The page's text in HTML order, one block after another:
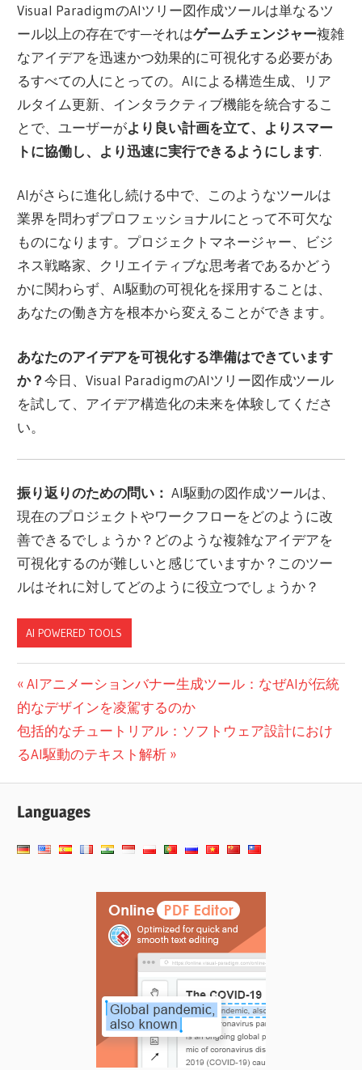
Visual ParadigmのAIツリー図作成ツールは単なるツ
ール以上の存在です—それはゲームチェンジャー複雑
なアイデアを迅速かつ効果的に可視化する必要があ
るすべての人にとっての。AIによる構造生成、リア
ルタイム更新、インタラクティブ機能を統合するこ
とで、ユーザーがより良い計画を立て、よりスマー
トに協働し、より迅速に実行できるようにします.
AIがさらに進化し続ける中で、このようなツールは
業界を問わずプロフェッショナルにとって不可欠な
ものになります。プロジェクトマネージャー、ビジ
ネス戦略家、クリエイティブな思考者であるかどう
かに関わらず、AI駆動の可視化を採用することは、
あなたの働き方を根本から変えることができます。
あなたのアイデアを可視化する準備はできています
か？今日、Visual ParadigmのAIツリー図作成ツール
を試して、アイデア構造化の未来を体験してくださ
い。
振り返りのための問い： AI駆動の図作成ツールは、
現在のプロジェクトやワークフローをどのように改
善できるでしょうか？ どのような複雑なアイデアを
可視化するのが難しいと感じていますか？このツー
ルはそれに対してどのように役立つでしょうか？
AI POWERED TOOLS
投
稿
ナ
ビ
ゲ
ー
前
の
投
稿:
AIアニメーションバナー生成ツール：なぜAIが伝統
的なデザインを凌駕するのか
次
の
包括的なチュートリアル：ソフトウェア設計におけ
るAI駆動のテキスト解析
Languages